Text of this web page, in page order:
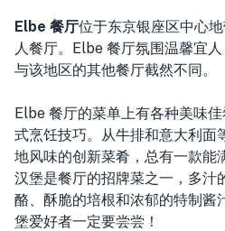
Elbe 餐厅位于东京银座区中心地
人餐厅。Elbe 餐厅氛围温馨宜
与该地区的其他餐厅截然不同。
Elbe 餐厅的菜单上有各种美味
式烹饪技巧。从牛排和意大利面
地风味的创新菜肴，总有一款能
汉堡是餐厅的招牌菜之一，多汁
酪、酥脆的培根和浓郁的特制酱
堡爱好者一定要尝尝！